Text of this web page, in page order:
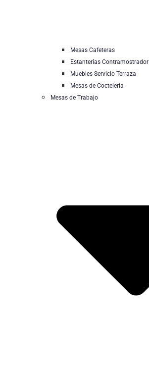
Mesas Cafeteras
Estanterías Contramostrador
Muebles Servicio Terraza
Mesas de Coctelería
Mesas de Trabajo